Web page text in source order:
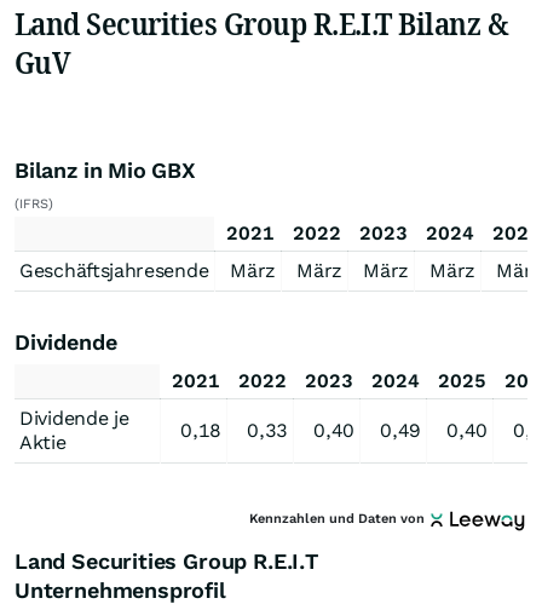
Land Securities Group R.E.I.T Bilanz &
GuV
Bilanz in Mio GBX
(IFRS)
2021 2022 2023 2024
2025
Geschäftsjahresende
März März März März März
Dividende
2021 2022 2023 2024 2025
Dividende je
Aktie
0,18 0,33 0,40 0,49 0,40
Kennzahlen und Daten von
Land Securities Group R.E.I.T
Unternehmensprofil